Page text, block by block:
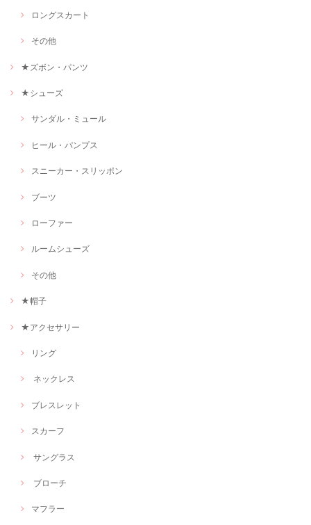
ロングスカート
その他
★ズボン・パンツ
★シューズ
サンダル・ミュール
ヒール・パンプス
スニーカー・スリッポン
ブーツ
ローファー
ルームシューズ
その他
★帽子
★アクセサリー
リング
ネックレス
ブレスレット
スカーフ
サングラス
ブローチ
マフラー